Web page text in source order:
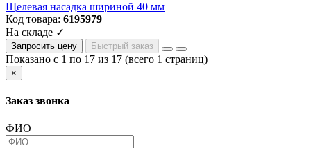
Щелевая насадка шириной 40 мм
Код товара: 6195979
На складе ✓
Запросить цену Быстрый заказ
Показано с 1 по 17 из 17 (всего 1 страниц)
×
Заказ звонка
ФИО